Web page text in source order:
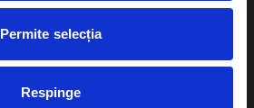
Permite selecția
Respinge
eBilet printat acasa